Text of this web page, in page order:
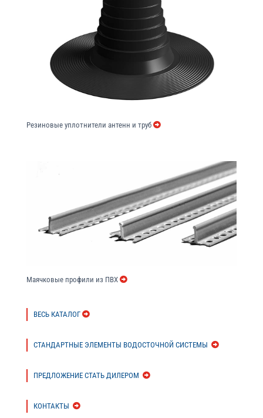
Резиновые уплотнители антенн и труб
Маячковые профили из ПВХ
ВЕСЬ КАТАЛОГ
СТАНДАРТНЫЕ ЭЛЕМЕНТЫ ВОДОСТОЧНОЙ СИСТЕМЫ
ПРЕДЛОЖЕНИЕ СТАТЬ ДИЛЕРОМ
КОНТАКТЫ